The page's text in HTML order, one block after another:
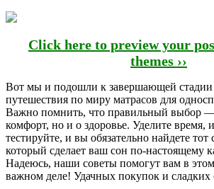
Click here to preview your
themes ››
Вот мы и подошли к завершающей
путешествия по миру матрасов для
Важно помнить, что правильный выбор —
комфорт, но и о здоровье. Уделите время,
тестируйте, и вы обязательно найдете
который сделает ваш сон по-настоящему
Надеюсь, наши советы помогут вам в
важном деле! Удачных покупок и сладких